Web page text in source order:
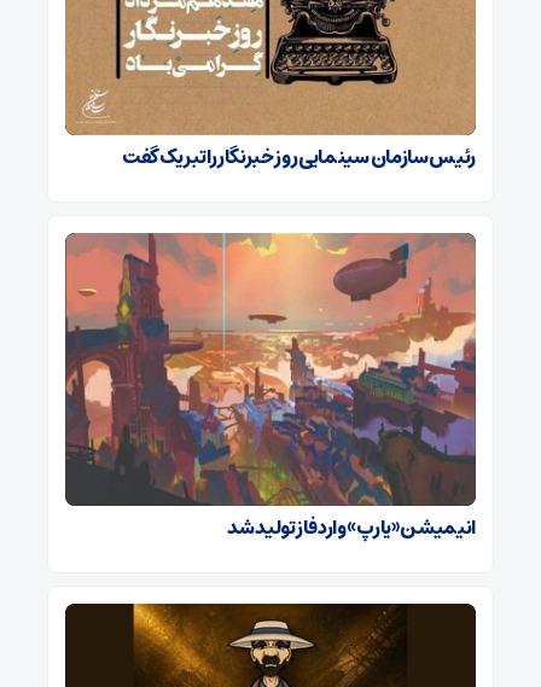
رئیس سازمان سینمایی روز خبرنگار را تبریک گفت
انیمیشن «یارپ» وارد فاز تولید شد